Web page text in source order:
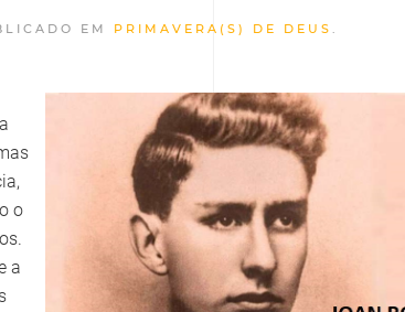
EM PRIMAVERA(S) DE DEUS
o
a